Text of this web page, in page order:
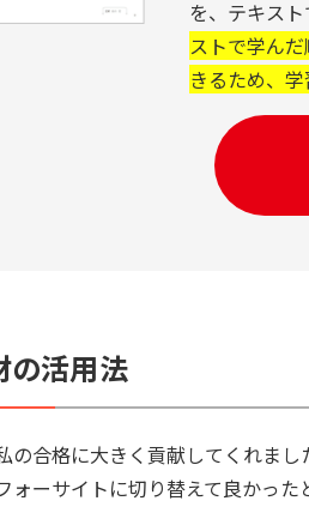
を、テキス
ストで学ん
きるため、学
の活用法
の合格に大きく貢献してくれまし
ーサイトに切り替えて良かった